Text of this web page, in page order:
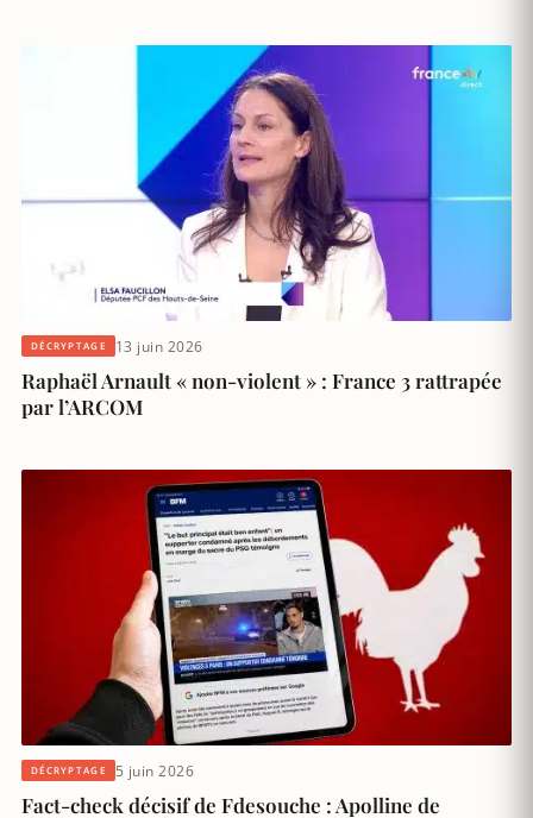
DÉCRYPTAGE 13 juin 2026
Raphaël Arnault « non-violent » : France 3 rattrapée
par l’ARCOM
DÉCRYPTAGE 5 juin 2026
Fact-check décisif de Fdesouche : Apolline de